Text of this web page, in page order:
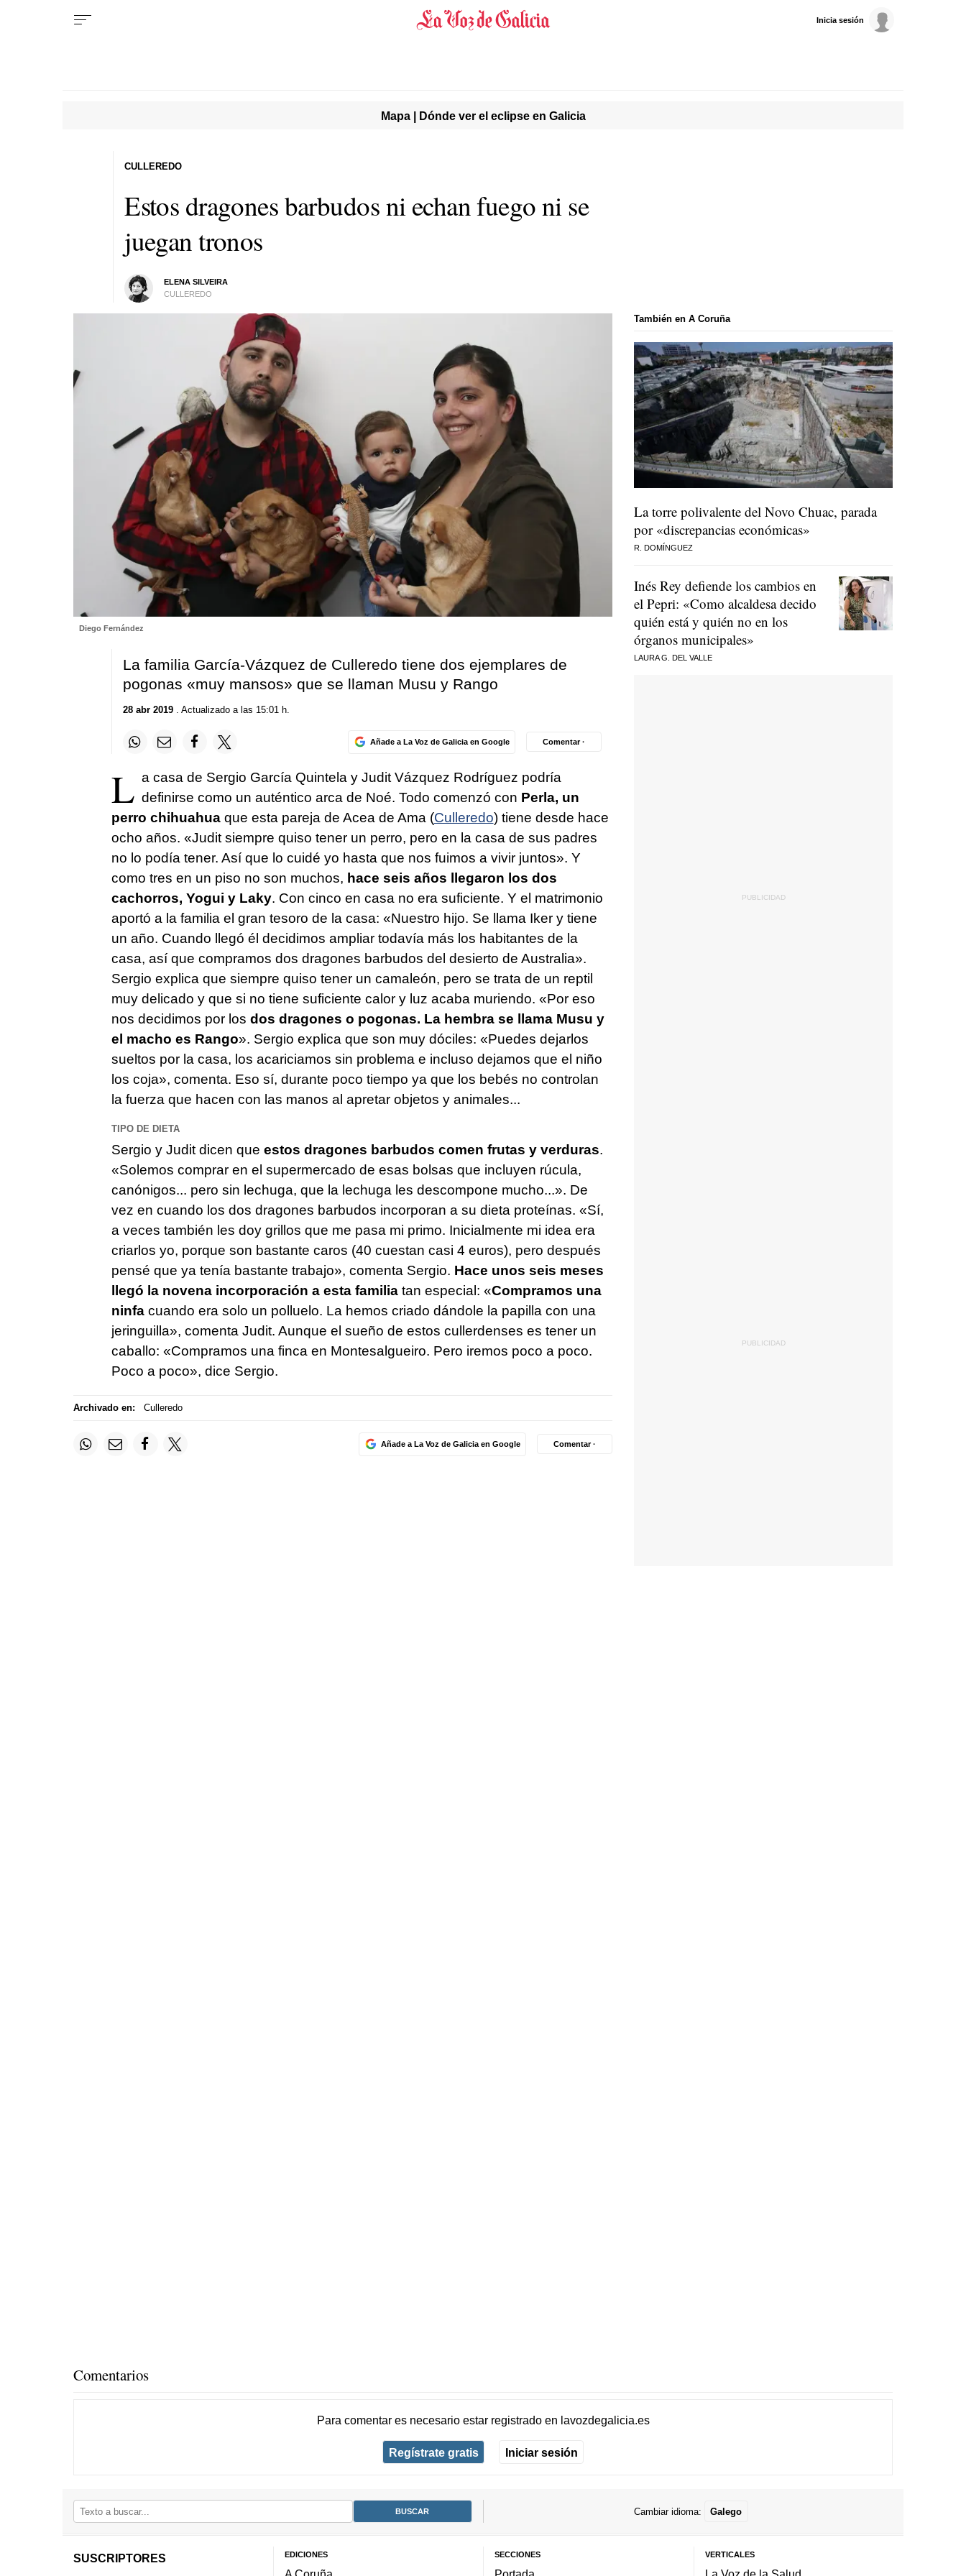
Inicia sesión
Mapa | Dónde ver el eclipse en Galicia
Estos dragones barbudos ni echan fuego ni se
juegan tronos
ELENA SILVEIRA
CULLEREDO
CULLEREDO
Diego Fernández
La familia García-Vázquez de Culleredo tiene dos ejemplares de
pogonas «muy mansos» que se llaman Musu y Rango
28 abr 2019. Actualizado a las 15:01 h.
Añade a La Voz de Galicia en Google Comentar ·
L a casa de Sergio García Quintela y Judit Vázquez Rodríguez podría
definirse como un auténtico arca de Noé. Todo comenzó con Perla, un
perro chihuahuaque esta pareja de Acea de Ama (Culleredo) tiene desde hace
ocho años. «Judit siempre quiso tener un perro, pero en la casa de sus padres
no lo podía tener. Así que lo cuidé yo hasta que nos fuimos a vivir juntos». Y
como tres en un piso no son muchos, hace seis años llegaron los dos
cachorros, Yogui y Laky. Con cinco en casa no era suficiente. Y el matrimonio
aportó a la familia el gran tesoro de la casa: «Nuestro hijo. Se llama Iker y tiene
un año. Cuando llegó él decidimos ampliar todavía más los habitantes de la
casa, así que compramos dos dragones barbudos del desierto de Australia».
Sergio explica que siempre quiso tener un camaleón, pero se trata de un reptil
muy delicado y que si no tiene suficiente calor y luz acaba muriendo. «Por eso
nos decidimos por los dos dragones o pogonas. La hembra se llama Musu y
el macho es Rango». Sergio explica que son muy dóciles: «Puedes dejarlos
sueltos por la casa, los acariciamos sin problema e incluso dejamos que el niño
los coja», comenta. Eso sí, durante poco tiempo ya que los bebés no controlan
la fuerza que hacen con las manos al apretar objetos y animales...
TIPO DE DIETA
Sergio y Judit dicen que estos dragones barbudos comen frutas y verduras.
«Solemos comprar en el supermercado de esas bolsas que incluyen rúcula,
canónigos... pero sin lechuga, que la lechuga les descompone mucho...». De
vez en cuando los dos dragones barbudos incorporan a su dieta proteínas. «Sí,
a veces también les doy grillos que me pasa mi primo. Inicialmente mi idea era
criarlos yo, porque son bastante caros (40 cuestan casi 4 euros), pero después
pensé que ya tenía bastante trabajo», comenta Sergio. Hace unos seis meses
llegó la novena incorporación a esta familiatan especial: «Compramos una
ninfacuando era solo un polluelo. La hemos criado dándole la papilla con una
jeringuilla», comenta Judit. Aunque el sueño de estos cullerdenses es tener un
caballo: «Compramos una finca en Montesalgueiro. Pero iremos poco a poco.
Poco a poco», dice Sergio.
Archivado en: Culleredo
Añade a La Voz de Galicia en Google Comentar ·
También en A Coruña
La torre polivalente del Novo Chuac, parada
por «discrepancias económicas»
R. DOMÍNGUEZ
Inés Rey defiende los cambios en
el Pepri: «Como alcaldesa decido
quién está y quién no en los
órganos municipales»
LAURA G. DEL VALLE
Comentarios
Para comentar es necesario estar registradoen lavozdegalicia.es
Regístrate gratis Iniciar sesión
Cambiar idioma: Galego
SUSCRIPTORES
EDICIONES SECCIONES VERTICALES